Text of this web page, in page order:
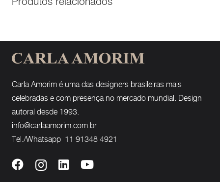
Produtos relacionados
Carla Amorim é uma das designers brasileiras mais
celebradas e com presença no mercado mundial. Design
autoral desde 1993.
info@carlaamorim.com.br
Tel./Whatsapp 11 91348 4921